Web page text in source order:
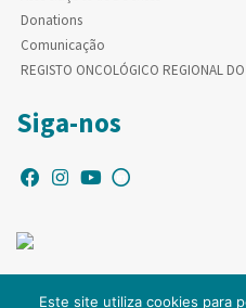
Donations
Comunicação
REGISTO ONCOLÓGICO REGIONAL
Siga-nos
Este site utiliza cookies para